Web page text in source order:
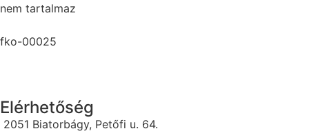
nem tartalmaz
fko-00025
Elérhetőség
2051 Biatorbágy, Petőfi u. 64.